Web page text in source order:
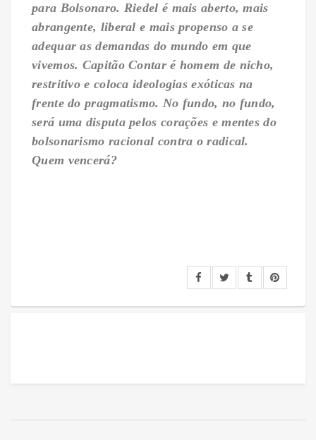
para Bolsonaro. Riedel é mais aberto, mais
abrangente, liberal e mais propenso a se
adequar as demandas do mundo em que
vivemos. Capitão Contar é homem de nicho,
restritivo e coloca ideologias exóticas na
frente do pragmatismo. No fundo, no fundo,
será uma disputa pelos corações e mentes do
bolsonarismo racional contra o radical.
Quem vencerá?